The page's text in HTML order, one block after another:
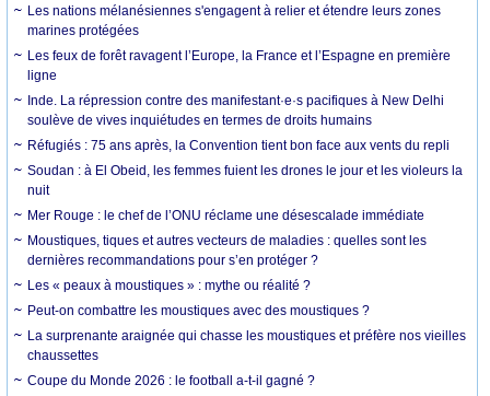
Les nations mélanésiennes s'engagent à relier et étendre leurs zones
marines protégées
Les feux de forêt ravagent l’Europe, la France et l’Espagne en première
ligne
Inde. La répression contre des manifestant·e·s pacifiques à New Delhi
soulève de vives inquiétudes en termes de droits humains
Réfugiés : 75 ans après, la Convention tient bon face aux vents du repli
Soudan : à El Obeid, les femmes fuient les drones le jour et les violeurs la
nuit
Mer Rouge : le chef de l’ONU réclame une désescalade immédiate
Moustiques, tiques et autres vecteurs de maladies : quelles sont les
dernières recommandations pour s’en protéger ?
Les « peaux à moustiques » : mythe ou réalité ?
Peut-on combattre les moustiques avec des moustiques ?
La surprenante araignée qui chasse les moustiques et préfère nos vieilles
chaussettes
Coupe du Monde 2026 : le football a-t-il gagné ?